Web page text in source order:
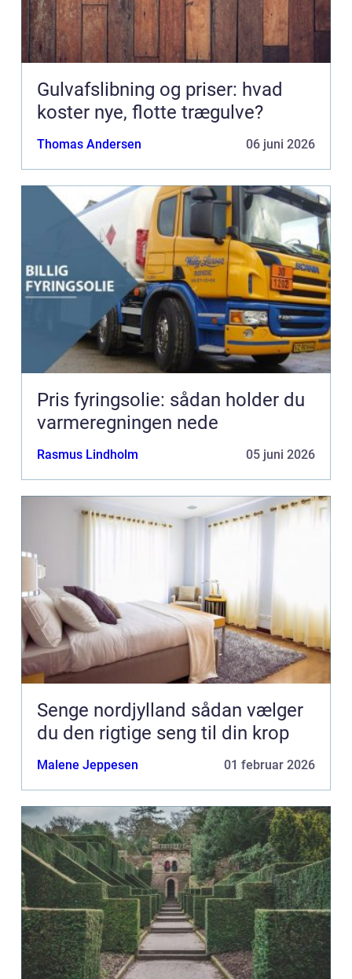
Gulvafslibning og priser: hvad
koster nye, flotte trægulve?
Thomas Andersen 06 juni 2026
Pris fyringsolie: sådan holder du
varmeregningen nede
Rasmus Lindholm 05 juni 2026
Senge nordjylland sådan vælger
du den rigtige seng til din krop
Malene Jeppesen 01 februar 2026